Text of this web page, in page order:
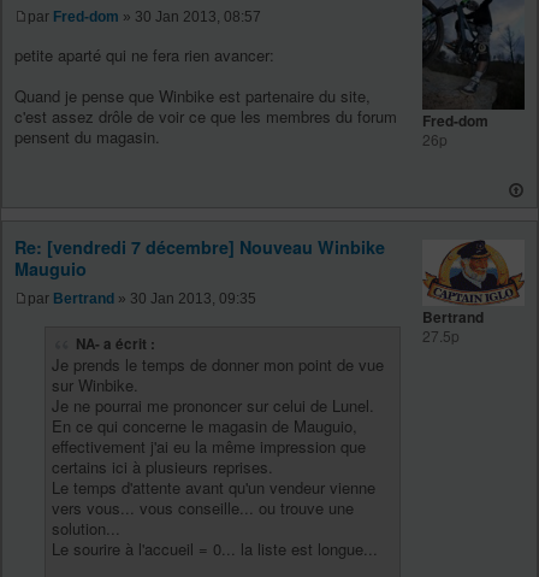
par Fred-dom » 30 Jan 2013, 08:57
petite aparté qui ne fera rien avancer:
Quand je pense que Winbike est partenaire du site,
c'est assez drôle de voir ce que les membres du forum
pensent du magasin.
Fred-dom
26p
Re: [vendredi 7 décembre] Nouveau Winbike
Mauguio
par Bertrand » 30 Jan 2013, 09:35
NA- a écrit :
Je prends le temps de donner mon point de vue
sur Winbike.
Je ne pourrai me prononcer sur celui de Lunel.
En ce qui concerne le magasin de Mauguio,
effectivement j'ai eu la même impression que
certains ici à plusieurs reprises.
Le temps d'attente avant qu'un vendeur vienne
vers vous... vous conseille... ou trouve une
solution...
Le sourire à l'accueil = 0... la liste est longue...
Bertrand
27.5p